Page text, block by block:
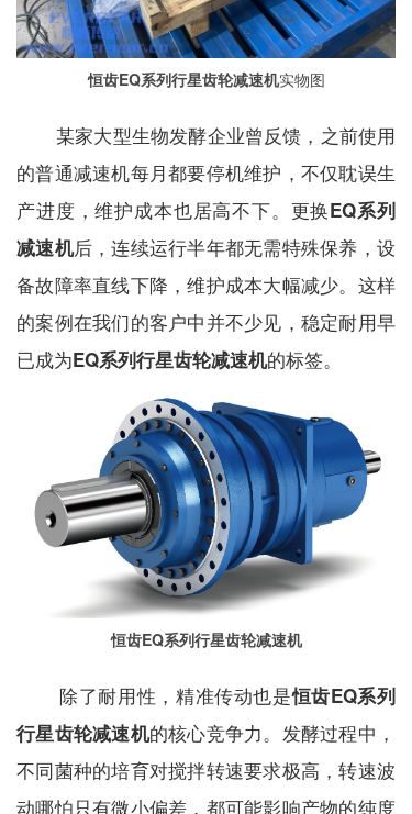
恒齿EQ系列行星齿轮减速机实物图
某家大型生物发酵企业曾反馈，之前使用
的普通减速机每月都要停机维护，不仅耽误生
产进度，维护成本也居高不下。更换EQ系列
减速机后，连续运行半年都无需特殊保养，设
备故障率直线下降，维护成本大幅减少。这样
的案例在我们的客户中并不少见，稳定耐用早
已成为EQ系列行星齿轮减速机的标签。
恒齿EQ系列行星齿轮减速机
除了耐用性，精准传动也是恒齿EQ系列
行星齿轮减速机的核心竞争力。发酵过程中，
不同菌种的培育对搅拌转速要求极高，转速波
动哪怕只有微小偏差，都可能影响产物的纯度